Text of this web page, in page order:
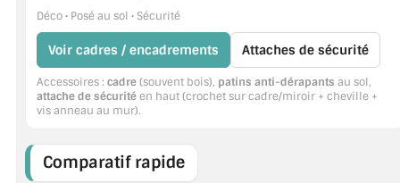
Déco • Posé au sol • Sécurité
Voir cadres / encadrements Attaches de sécurité
Accessoires : cadre(souvent bois), patins anti-dérapants au sol,
attache de sécuritéen haut (crochet sur cadre/miroir + cheville +
vis anneau au mur).
Comparatif rapide